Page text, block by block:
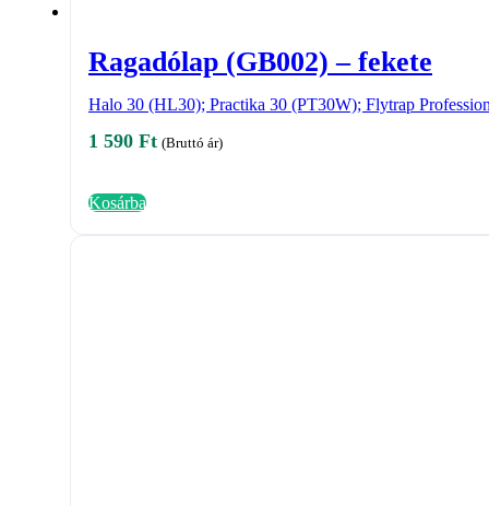
Ragadólap (GB002) – fekete
Halo 30 (HL30); Practika 30 (PT30W); Flytrap
1 590 Ft (Bruttó ár)
Kosárba